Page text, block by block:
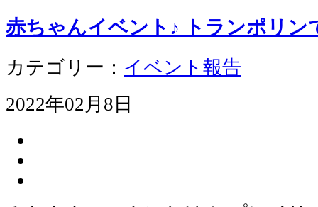
赤ちゃんイベント♪ トランポリン
カテゴリー： イベント報告
2022年02月8日